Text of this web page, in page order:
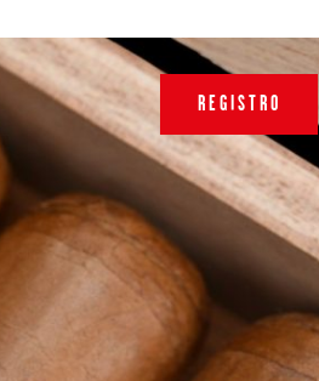
REGISTRO